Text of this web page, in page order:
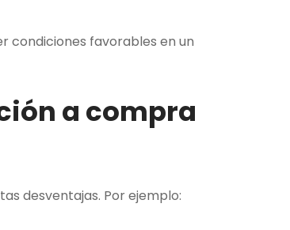
condiciones favorables en un
a compra
desventajas. Por ejemplo: